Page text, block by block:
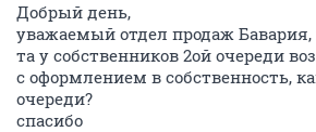
Добрый день,
уважаемый отдел продаж
та у собственников 2ой очереди
с оформлением в собственность,
очереди?
спасибо